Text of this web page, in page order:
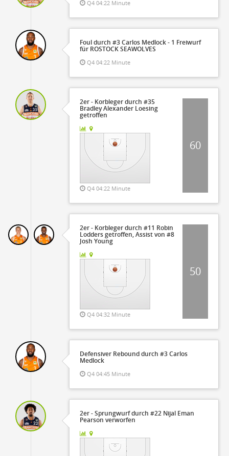
Q4 04:22 Minute
Foul durch #3 Carlos Medlock - 1 Freiwurf
für ROSTOCK SEAWOLVES
Q4 04:22 Minute
2er - Korbleger durch #35
Bradley Alexander Loesing
getroffen
Q4 04:22 Minute
60
2er - Korbleger durch #11 Robin
Lodders getroffen, Assist von #8
Josh Young
Q4 04:32 Minute
50
Defensiver Rebound durch #3 Carlos
Medlock
Q4 04:45 Minute
2er - Sprungwurf durch #22 Nijal Eman
Pearson verworfen